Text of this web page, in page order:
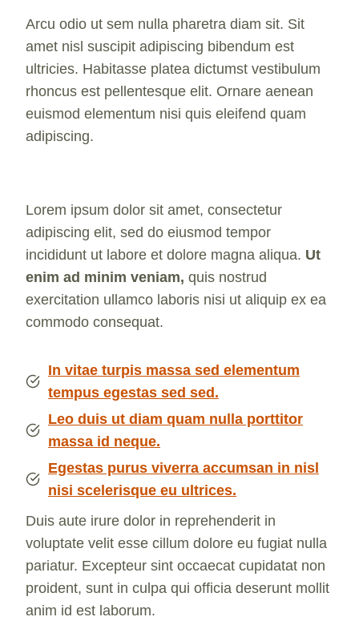
Arcu odio ut sem nulla pharetra diam sit. Sit
amet nisl suscipit adipiscing bibendum est
ultricies. Habitasse platea dictumst vestibulum
rhoncus est pellentesque elit. Ornare aenean
euismod elementum nisi quis eleifend quam
adipiscing.
Lorem ipsum dolor sit amet, consectetur
adipiscing elit, sed do eiusmod tempor
incididunt ut labore et dolore magna aliqua. Ut
enim ad minim veniam, quis nostrud
exercitation ullamco laboris nisi ut aliquip ex ea
commodo consequat.
In vitae turpis massa sed elementum
tempus egestas sed sed.
Leo duis ut diam quam nulla porttitor
massa id neque.
Egestas purus viverra accumsan in nisl
nisi scelerisque eu ultrices.
Duis aute irure dolor in reprehenderit in
voluptate velit esse cillum dolore eu fugiat nulla
pariatur. Excepteur sint occaecat cupidatat non
proident, sunt in culpa qui officia deserunt mollit
anim id est laborum.